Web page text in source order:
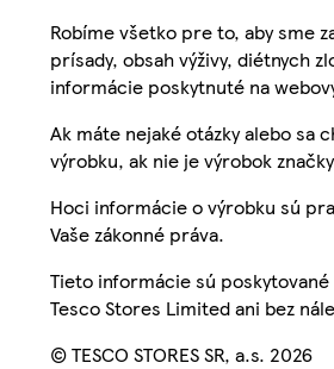
Robíme všetko pre to, aby sme
prísady, obsah výživy, diétnych
informácie poskytnuté na
Ak máte nejaké otázky alebo sa
výrobku, ak nie je výrobok
Hoci informácie o výrobku sú
Vaše zákonné práva.
Tieto informácie sú
Tesco Stores Limited ani bez
© TESCO STORES SR, a.s. 2026